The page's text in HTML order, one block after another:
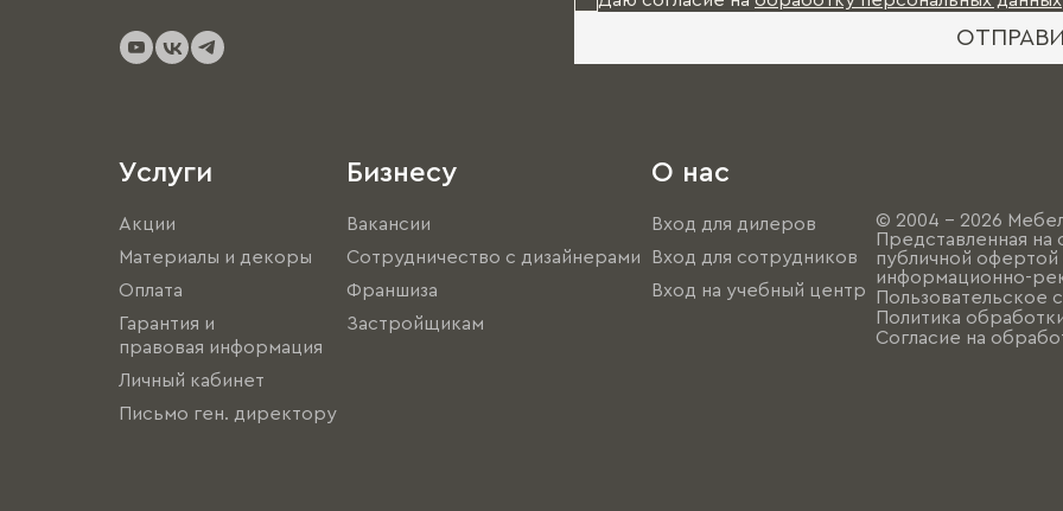
Услуги
Акции
Материалы и декоры
Оплата
Гарантия и
правовая информация
Личный кабинет
Письмо ген. директору
Бизнесу
Вакансии
Сотрудничество с дизайнерами
Франшиза
Застройщикам
О нас
Вход для дилеров
Вход для сотрудников
Вход на учебный центр
© 2004 - 2026
Представленная на
публичной офертой
информационно-
Пользовательское
Политика
Согласие на